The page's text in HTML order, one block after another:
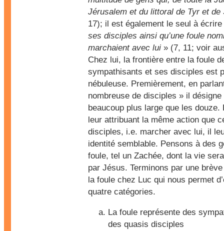
Jérusalem et du littoral de Tyr et de
17); il est également le seul à
ses disciples ainsi qu’une foule
marchaient avec lui » (7, 11; voir
Chez lui, la frontière entre la foule
sympathisants et ses disciples est
nébuleuse. Premièrement, en
nombreuse de disciples » il désigne
beaucoup plus large que les douze.
leur attribuant la même action que
disciples, i.e. marcher avec lui, il
identité semblable. Pensons à des
foule, tel un Zachée, dont la vie
par Jésus. Terminons par une
la foule chez Luc qui nous permet
quatre catégories.
La foule représente des
des quasis disciples